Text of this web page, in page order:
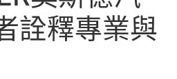
詮釋專業與